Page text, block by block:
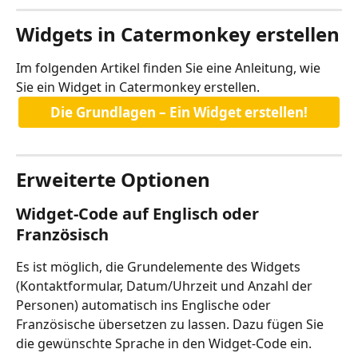
Widgets in Catermonkey erstellen
Im folgenden Artikel finden Sie eine Anleitung, wie
Sie ein Widget in Catermonkey erstellen.
Die Grundlagen – Ein Widget erstellen!
Erweiterte Optionen
Widget-Code auf Englisch oder
Französisch
Es ist möglich, die Grundelemente des Widgets
(Kontaktformular, Datum/Uhrzeit und Anzahl der
Personen) automatisch ins Englische oder
Französische übersetzen zu lassen. Dazu fügen Sie
die gewünschte Sprache in den Widget-Code ein.